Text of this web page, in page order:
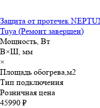
Защита от протечек
Tuya (Ремонт завершен)
Мощность, Вт
В×Ш, мм
×
Площадь обогрева,м2
Тип подключения
Розничная цена
45990 ₽